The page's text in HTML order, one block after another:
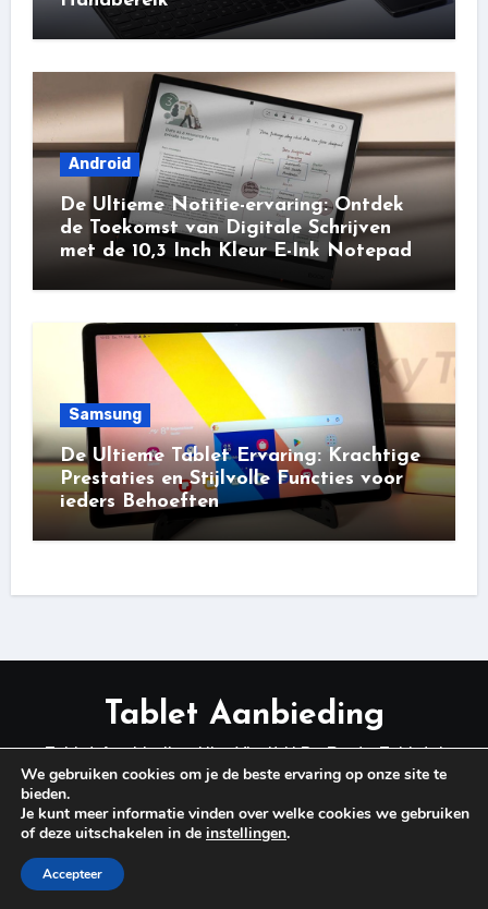
Android
De Ultieme Notitie-ervaring: Ontdek
de Toekomst van Digitale Schrijven
met de 10,3 Inch Kleur E-Ink Notepad
Samsung
De Ultieme Tablet Ervaring: Krachtige
Prestaties en Stijlvolle Functies voor
ieders Behoeften
Tablet Aanbieding
Tablet Aanbieding Hier Vindt U De Beste Tablets!
Copyright © 2025 Alle rechten voorbehouden
We gebruiken cookies om je de beste ervaring op onze site te
bieden.
Je kunt meer informatie vinden over welke cookies we gebruiken
of deze uitschakelen in de instellingen.
Accepteer